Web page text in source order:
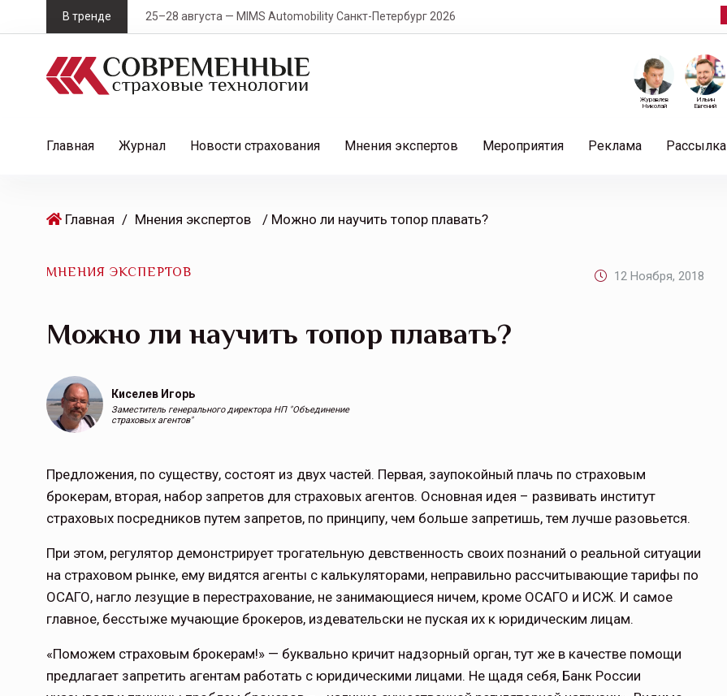
k
В тренде 25–28 августа — MIMS Automobility Санкт-Петербург 2026
Ильин
Евгений
Журавлев
Николай
Главная Журнал Новости страхования Мнения экспертов Мероприятия Реклама Рассылка
Главная / Мнения экспертов / Можно ли научить топор плавать?
МНЕНИЯ ЭКСПЕРТОВ 12 Ноября, 2018
Можно ли научить топор плавать?
Киселев Игорь
Заместитель генерального директора НП "Объединение
страховых агентов"
Предложения, по существу, состоят из двух частей. Первая, заупокойный плачь по страховым
брокерам, вторая, набор запретов для страховых агентов. Основная идея – развивать институт
страховых посредников путем запретов, по принципу, чем больше запретишь, тем лучше разовьется.
При этом, регулятор демонстрирует трогательную девственность своих познаний о реальной ситуации
на страховом рынке, ему видятся агенты с калькуляторами, неправильно рассчитывающие тарифы по
ОСАГО, нагло лезущие в перестрахование, не занимающиеся ничем, кроме ОСАГО и ИСЖ. И самое
главное, бесстыже мучающие брокеров, издевательски не пуская их к юридическим лицам.
«Поможем страховым брокерам!» — буквально кричит надзорный орган, тут же в качестве помощи
предлагает запретить агентам работать с юридическими лицами. Не щадя себя, Банк России